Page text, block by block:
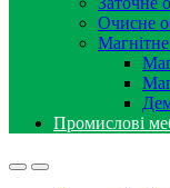
Очисне
Промислові